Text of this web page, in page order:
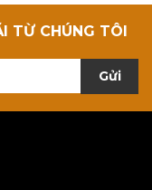
TỪ CHÚNG TÔI
Gửi